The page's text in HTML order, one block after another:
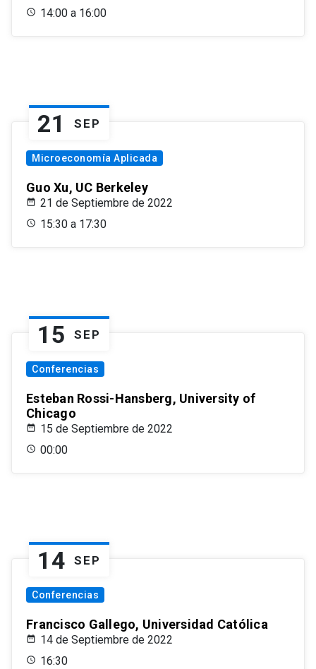
14:00 a 16:00
21 SEP
Microeconomía Aplicada
Guo Xu, UC Berkeley
21 de Septiembre de 2022
15:30 a 17:30
15 SEP
Conferencias
Esteban Rossi-Hansberg, University of
Chicago
15 de Septiembre de 2022
00:00
14 SEP
Conferencias
Francisco Gallego, Universidad Católica
14 de Septiembre de 2022
16:30